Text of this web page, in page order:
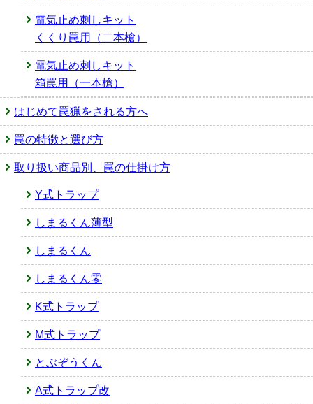
電気止め刺しキット
くくり罠用（二本槍）
電気止め刺しキット
箱罠用（一本槍）
はじめて罠猟をされる方へ
罠の特徴と選び方
取り扱い商品別、罠の仕掛け方
Y式トラップ
しまるくん薄型
しまるくん
しまるくん零
K式トラップ
M式トラップ
とぶぞうくん
A式トラップ改